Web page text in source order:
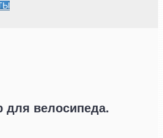
велосипеда.